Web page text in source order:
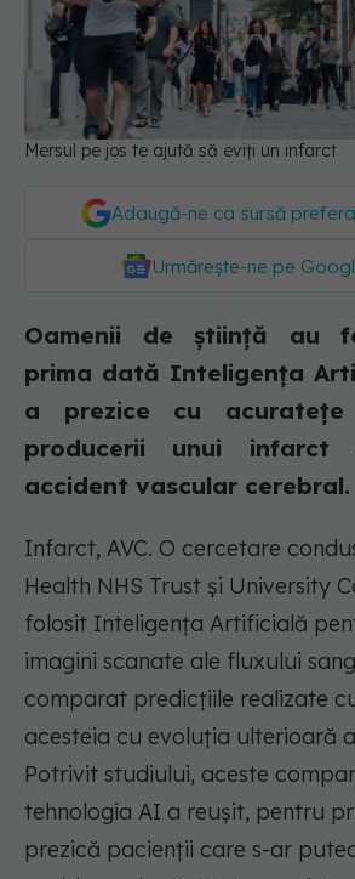
Mersul pe jos te ajută să eviți un infarct
Adaugă-ne ca sursă
Urmărește-ne pe
Oamenii de ştiinţă au
prima dată Inteligenţa
a prezice cu acurateţe
producerii unui
accident vascular cerebral.
Infarct, AVC. O cercetare
Health NHS Trust şi University
folosit Inteligenţa Artificială
imagini scanate ale fluxului
comparat predicţiile realizate
acesteia cu evoluţia ulterioară
Potrivit studiului, aceste
tehnologia AI a reuşit, pentru
prezică pacienţii care s-ar